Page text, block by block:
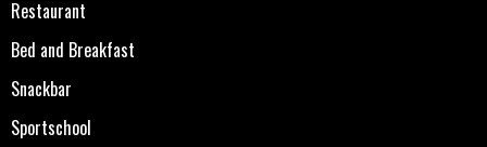
Restaurant
Bed and Breakfast
Snackbar
Sportschool